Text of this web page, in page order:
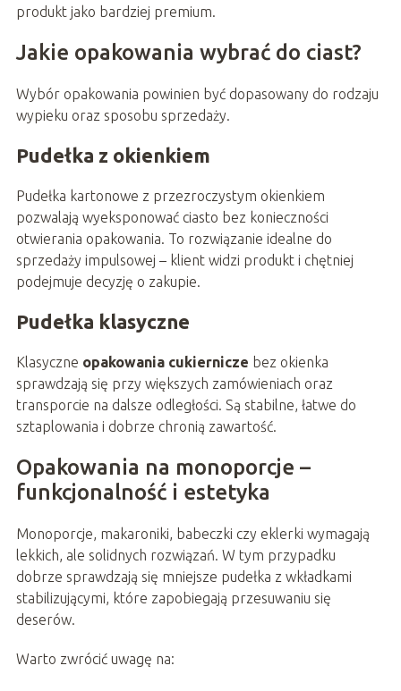
produkt jako bardziej premium.
Jakie opakowania wybrać do ciast?
Wybór opakowania powinien być dopasowany do rodzaju
wypieku oraz sposobu sprzedaży.
Pudełka z okienkiem
Pudełka kartonowe z przezroczystym okienkiem
pozwalają wyeksponować ciasto bez konieczności
otwierania opakowania. To rozwiązanie idealne do
sprzedaży impulsowej – klient widzi produkt i chętniej
podejmuje decyzję o zakupie.
Pudełka klasyczne
Klasyczne opakowania cukiernicze bez okienka
sprawdzają się przy większych zamówieniach oraz
transporcie na dalsze odległości. Są stabilne, łatwe do
sztaplowania i dobrze chronią zawartość.
Opakowania na monoporcje –
funkcjonalność i estetyka
Monoporcje, makaroniki, babeczki czy eklerki wymagają
lekkich, ale solidnych rozwiązań. W tym przypadku
dobrze sprawdzają się mniejsze pudełka z wkładkami
stabilizującymi, które zapobiegają przesuwaniu się
deserów.
Warto zwrócić uwagę na: